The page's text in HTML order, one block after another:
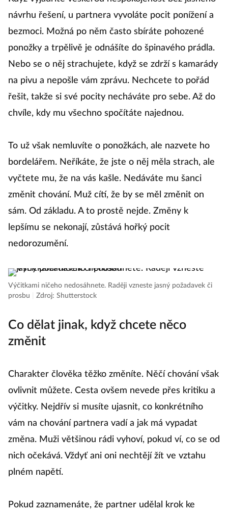
Když vyjádříte veškerou nespokojenost bez jasného
návrhu řešení, u partnera vyvoláte pocit ponížení a
bezmoci. Možná po něm často sbíráte pohozené
ponožky a trpělivě je odnášíte do špinavého prádla.
Nebo se o něj strachujete, když se zdrží s kamarády
na pivu a nepošle vám zprávu. Nechcete to pořád
řešit, takže si své pocity necháváte pro sebe. Až do
To už však nemluvíte o ponožkách, ale nazvete ho
bordelářem. Neříkáte, že jste o něj měla strach, ale
vyčtete mu, že na vás kašle. Nedáváte mu šanci
změnit chování. Muž cítí, že by se měl změnit on
sám. Od základu. A to prostě nejde. Změny k
lepšímu se nekonají, zůstává hořký pocit
Co dělat jinak, když chcete něco
Charakter člověka těžko změníte. Něčí chování však
ovlivnit můžete. Cesta ovšem nevede přes kritiku a
výčitky. Nejdřív si musíte ujasnit, co konkrétního
vám na chování partnera vadí a jak má vypadat
změna. Muži většinou rádi vyhoví, pokud ví, co se od
nich očekává. Vždyť ani oni nechtějí žít ve vztahu